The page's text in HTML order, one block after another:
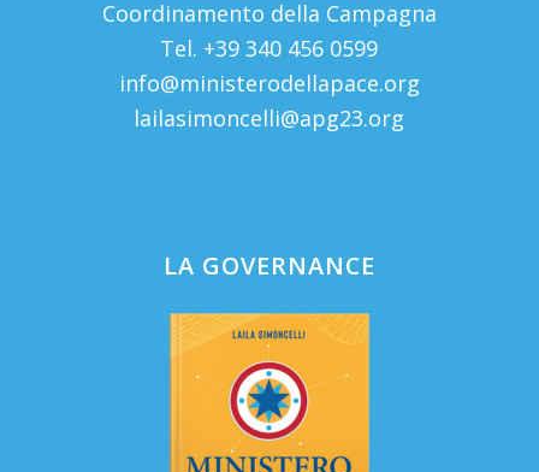
Coordinamento della Campagna
Tel. +39 340 456 0599
info@ministerodellapace.org
lailasimoncelli@apg23.org
LA GOVERNANCE